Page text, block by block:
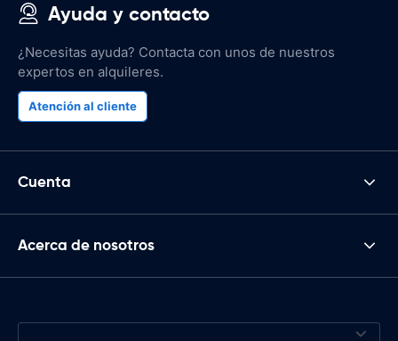
Ayuda y contacto
¿Necesitas ayuda? Contacta con unos de nuestros
expertos en alquileres.
Atención al cliente
Cuenta
Acerca de nosotros